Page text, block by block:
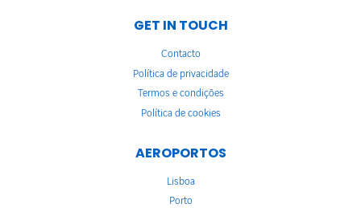
GET IN TOUCH
Contacto
Política de privacidade
Termos e condições
Política de cookies
AEROPORTOS
Lisboa
Porto